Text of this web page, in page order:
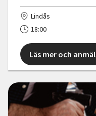
Lindås
18:00
Läs mer och anmäl